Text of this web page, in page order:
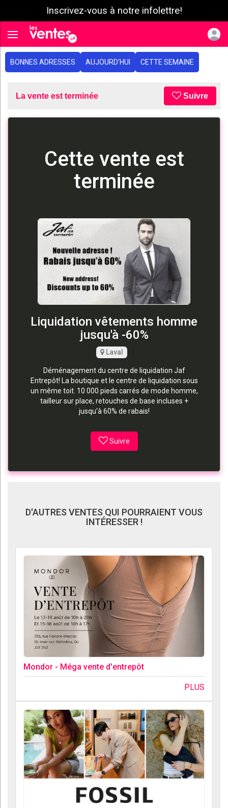
Inscrivez-vous à notre infolettre!
Toggle navigation
BONNES ADRESSES AUJOURD'HUI CETTE SEMAINE
La vente est terminée Suivre
Cette vente est
terminée
Liquidation vêtements homme
jusqu'à -60%
Laval
Déménagement du centre de liquidation Jaf
Entrepôt! La boutique et le centre de liquidation sous
un même toit. 10 000 pieds carrés de mode homme,
tailleur sur place, retouches de base incluses +
jusqu'à 60% de rabais!
Suivre
D'AUTRES VENTES QUI POURRAIENT VOUS
INTÉRESSER !
Mondor - Méga vente d'entrepôt
PLUS